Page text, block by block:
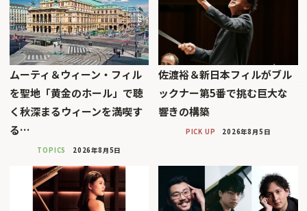
ムーティ＆ウィーン・フィル
を聖地「黄金のホール」で聴
く秋深まるウィーンを満喫す
る…
TOPICS 2026年8月5日
佐渡裕＆新日本フィルがブル
ックナー第5番で挑む巨大な
響きの構築
PICK UP 2026年8月5日